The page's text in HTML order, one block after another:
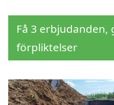
Få 3 erbjudanden,
förpliktelser